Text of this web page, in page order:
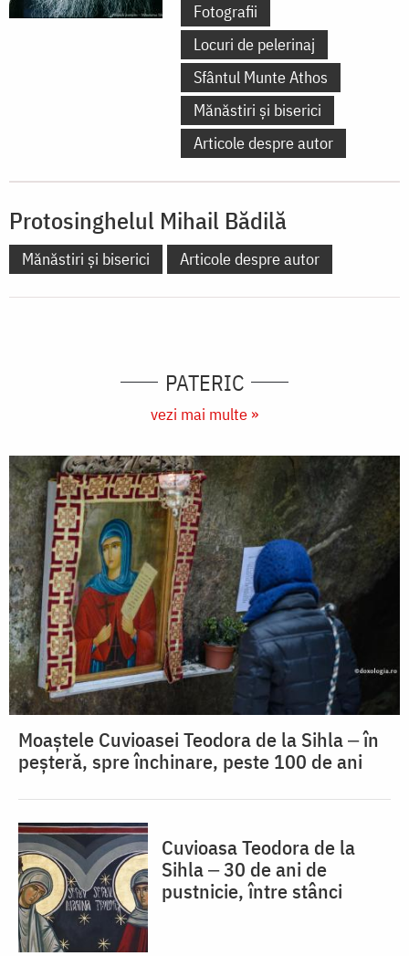
Fotografii
Locuri de pelerinaj
Sfântul Munte Athos
Mănăstiri și biserici
Articole despre autor
Protosinghelul Mihail Bădilă
Mănăstiri și biserici Articole despre autor
PATERIC
vezi mai multe »
Moaștele Cuvioasei Teodora de la Sihla ‒ în
peșteră, spre închinare, peste 100 de ani
Cuvioasa Teodora de la
Sihla ‒ 30 de ani de
pustnicie, între stânci